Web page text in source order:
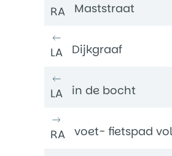
RA Maststraat
LA Dijkgraaf
LA in de bocht
RA voet- fietspad